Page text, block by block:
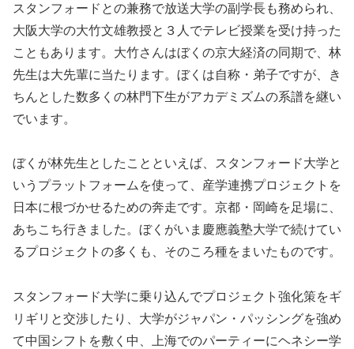
スタンフォードとの兼務で放送大学の副学長も務められ、
大阪大学の大竹文雄教授と３人でテレビ授業を受け持った
こともあります。大竹さんはぼくの京大経済の同期で、林
先生は大先輩に当たります。ぼくは自称・弟子ですが、き
ちんとした数多くの林門下生がアカデミズムの系譜を継い
でいます。
ぼくが林先生としたことといえば、スタンフォード大学と
いうプラットフォームを使って、産学連携プロジェクトを
日本に根づかせるための奔走です。京都・岡崎を足場に、
あちこち行きました。ぼくがいま慶應義塾大学で続けてい
るプロジェクトの多くも、そのころ種をまいたものです。
スタンフォード大学に乗り込んでプロジェクト強化策をギ
リギリと交渉したり、大学がジャパン・パッシングを強め
て中国シフトを敷く中、上海でのパーティーにヘネシー学